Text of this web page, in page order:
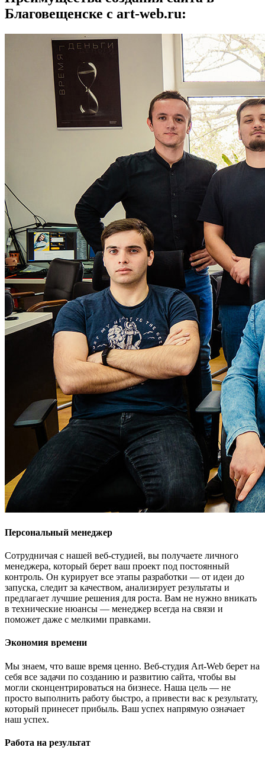
Благовещенске с art-web.ru:
Персональный менеджер
Сотрудничая с нашей веб-студией, вы получаете личного
менеджера, который берет ваш проект под постоянный
контроль. Он курирует все этапы разработки — от идеи до
запуска, следит за качеством, анализирует результаты и
предлагает лучшие решения для роста. Вам не нужно вникать
в технические нюансы — менеджер всегда на связи и
поможет даже с мелкими правками.
Экономия времени
Мы знаем, что ваше время ценно. Веб-студия Art-Web берет на
себя все задачи по созданию и развитию сайта, чтобы вы
могли сконцентрироваться на бизнесе. Наша цель — не
просто выполнить работу быстро, а привести вас к результату,
который принесет прибыль. Ваш успех напрямую означает
наш успех.
Работа на результат